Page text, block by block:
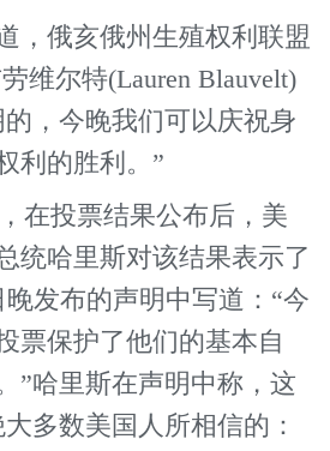
俄亥俄州生殖权利联盟
维尔特(Lauren Blauvelt)
，今晚我们可以庆祝身
利的胜利。”
投票结果公布后，美
统哈里斯对该结果表示了
发布的声明中写道：“今
票保护了他们的基本自
”哈里斯在声明中称，这
多数美国人所相信的：